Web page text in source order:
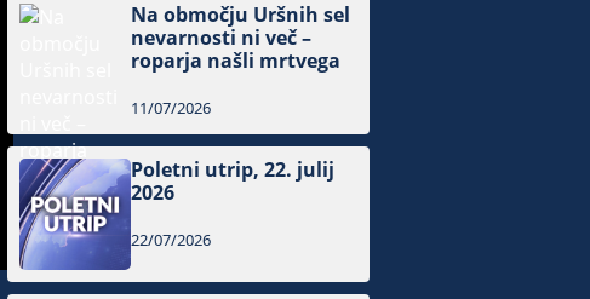
Na območju Uršnih sel
nevarnosti ni več –
roparja našli mrtvega
11/07/2026
Poletni utrip, 22. julij
2026
22/07/2026